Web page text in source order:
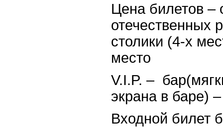
Цена билетов –
отечественных
столики (4-х
место
V.I.P. –
экрана в баре)
Входной билет